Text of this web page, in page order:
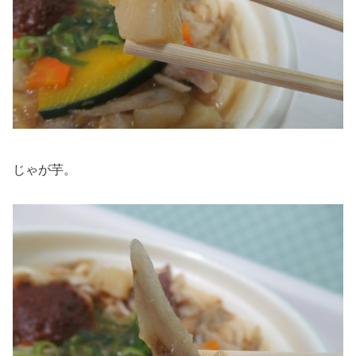
じゃが芋。